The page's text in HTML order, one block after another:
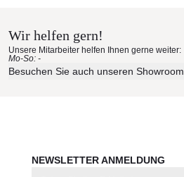
Wir helfen gern!
Unsere Mitarbeiter helfen Ihnen gerne weiter:
Mo-So: -
Besuchen Sie auch unseren Showroom
NEWSLETTER ANMELDUNG